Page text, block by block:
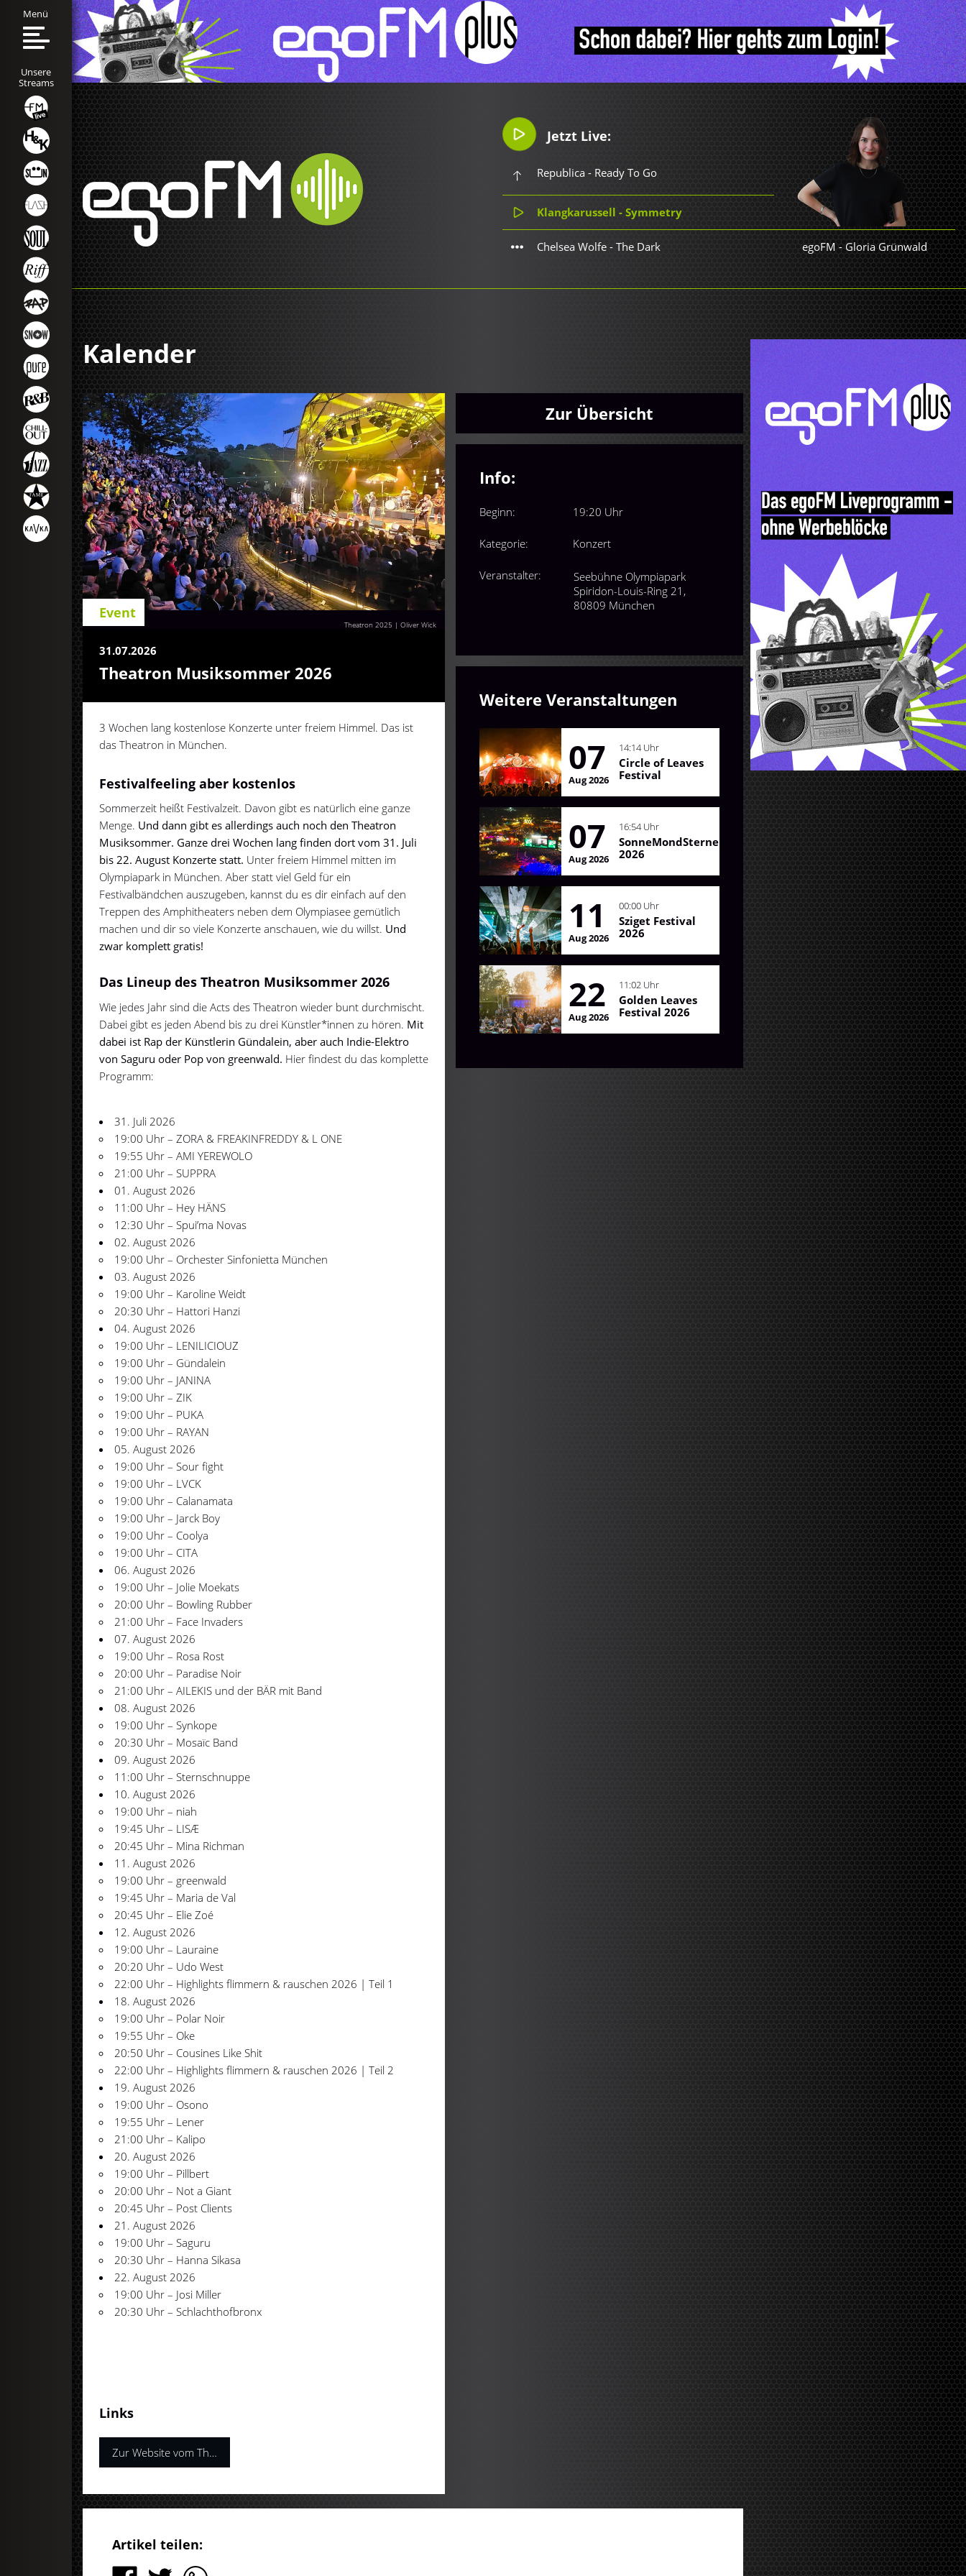
Jetzt Live:
Republica - Ready To Go
Klangkarussell - Symmetry
Chelsea Wolfe - The Dark egoFM - Gloria Grünwald
Menü
Unsere
Streams
Kalender
Theatron 2025 | Oliver Wick
Event
31.07.2026
Theatron Musiksommer 2026
3 Wochen lang kostenlose Konzerte unter freiem Himmel. Das ist
das Theatron in München.
Festivalfeeling aber kostenlos
Sommerzeit heißt Festivalzeit. Davon gibt es natürlich eine ganze
Menge. Und dann gibt es allerdings auch noch den Theatron
Musiksommer. Ganze drei Wochen lang finden dort vom 31. Juli
bis 22. August Konzerte statt. Unter freiem Himmel mitten im
Olympiapark in München. Aber statt viel Geld für ein
Festivalbändchen auszugeben, kannst du es dir einfach auf den
Treppen des Amphitheaters neben dem Olympiasee gemütlich
machen und dir so viele Konzerte anschauen, wie du willst. Und
zwar komplett gratis!
Das Lineup des Theatron Musiksommer 2026
Wie jedes Jahr sind die Acts des Theatron wieder bunt durchmischt.
Dabei gibt es jeden Abend bis zu drei Künstler*innen zu hören. Mit
dabei ist Rap der Künstlerin Gündalein, aber auch Indie-Elektro
von Saguru oder Pop von greenwald. Hier findest du das komplette
Programm:
31. Juli 2026
19:00 Uhr – ZORA & FREAKINFREDDY & L ONE
19:55 Uhr – AMI YEREWOLO
21:00 Uhr – SUPPRA
01. August 2026
11:00 Uhr – Hey HÄNS
12:30 Uhr – Spui’ma Novas
02. August 2026
19:00 Uhr – Orchester Sinfonietta München
03. August 2026
19:00 Uhr – Karoline Weidt
20:30 Uhr – Hattori Hanzi
04. August 2026
19:00 Uhr – LENILICIOUZ
19:00 Uhr – Gündalein
19:00 Uhr – JANINA
19:00 Uhr – ZIK
19:00 Uhr – PUKA
19:00 Uhr – RAYAN
05. August 2026
19:00 Uhr – Sour fight
19:00 Uhr – LVCK
19:00 Uhr – Calanamata
19:00 Uhr – Jarck Boy
19:00 Uhr – Coolya
19:00 Uhr – CITA
06. August 2026
19:00 Uhr – Jolie Moekats
20:00 Uhr – Bowling Rubber
21:00 Uhr – Face Invaders
07. August 2026
19:00 Uhr – Rosa Rost
20:00 Uhr – Paradise Noir
21:00 Uhr – AILEKIS und der BÄR mit Band
08. August 2026
19:00 Uhr – Synkope
20:30 Uhr – Mosaïc Band
09. August 2026
11:00 Uhr – Sternschnuppe
10. August 2026
19:00 Uhr – niah
19:45 Uhr – LISÆ
20:45 Uhr – Mina Richman
11. August 2026
19:00 Uhr – greenwald
19:45 Uhr – Maria de Val
20:45 Uhr – Elie Zoé
12. August 2026
19:00 Uhr – Lauraine
20:20 Uhr – Udo West
22:00 Uhr – Highlights flimmern & rauschen 2026 | Teil 1
18. August 2026
19:00 Uhr – Polar Noir
19:55 Uhr – Oke
20:50 Uhr – Cousines Like Shit
22:00 Uhr – Highlights flimmern & rauschen 2026 | Teil 2
19. August 2026
19:00 Uhr – Osono
19:55 Uhr – Lener
21:00 Uhr – Kalipo
20. August 2026
19:00 Uhr – Pillbert
20:00 Uhr – Not a Giant
20:45 Uhr – Post Clients
21. August 2026
19:00 Uhr – Saguru
20:30 Uhr – Hanna Sikasa
22. August 2026
19:00 Uhr – Josi Miller
20:30 Uhr – Schlachthofbronx
Links
Zur Website vom Theatron
Zur Übersicht
Info:
Beginn: 19:20 Uhr
Kategorie: Konzert
Veranstalter:
Seebühne Olympiapark
Spiridon-Louis-Ring 21,
80809 München
Weitere Veranstaltungen
07
Aug 2026
14:14 Uhr
Circle of Leaves
Festival
07
Aug 2026
16:54 Uhr
SonneMondSterne
2026
11
Aug 2026
00:00 Uhr
Sziget Festival
2026
22
Aug 2026
11:02 Uhr
Golden Leaves
Festival 2026
Artikel teilen: